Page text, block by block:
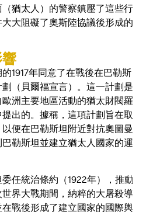
猶太人）的警察鎮壓了這些行
大阻礙了奧斯陸協議後形成的
1917年同意了在戰後在巴勒斯
（貝爾福宣言）。這一計劃是
洲主要地區活動的猶太財閥羅
出的。據稱，這項計劃旨在取
便在巴勒斯坦附近對抗奧圖曼
勒斯坦並建立猶太人國家的運
任統治條約（1922年），推動
界大戰期間，納粹的大屠殺導
戰後形成了建立國家的國際輿